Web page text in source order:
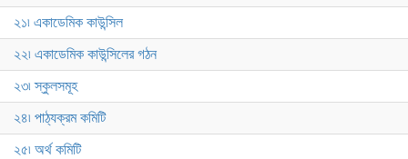
২১৷ একাডেমিক কাউন্সিল
২২৷ একাডেমিক কাউন্সিলের গঠন
২৩৷ স্কুলসমূহ
২৪৷ পাঠ্যক্রম কমিটি
২৫৷ অর্থ কমিটি